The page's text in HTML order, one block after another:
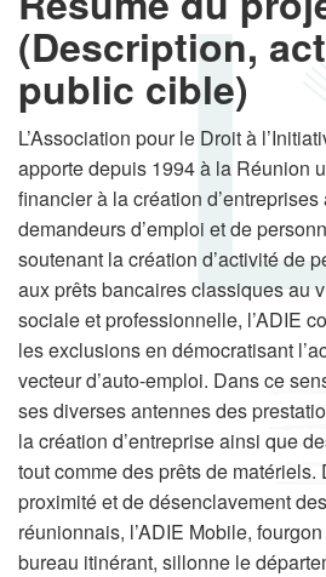
(Description,
public cible)
L’Association pour le Droit à
apporte depuis 1994 à la Réunion
financier à la création
demandeurs d’emploi et de
soutenant la création d’activité de
aux prêts bancaires classiques au
sociale et professionnelle, l’ADIE
les exclusions en démocratisant
vecteur d’auto-emploi. Dans ce
ses diverses antennes des
la création d’entreprise ainsi que
tout comme des prêts de
proximité et de désenclavement
réunionnais, l’ADIE Mobile,
bureau itinérant, sillonne le